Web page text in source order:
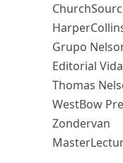
Grupo
Editorial Vida
Thomas
WestBow
Zondervan